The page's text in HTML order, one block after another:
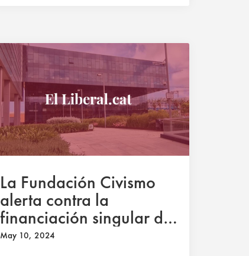
La Fundación Civismo
alerta contra la
financiación singular de
Cataluña que pretenden
May 10, 2024